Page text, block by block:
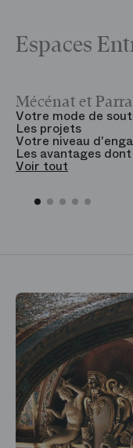
Espaces
Mécénat et
Votre mode de
Les projets
Votre niveau
Les avantages
Voir tout